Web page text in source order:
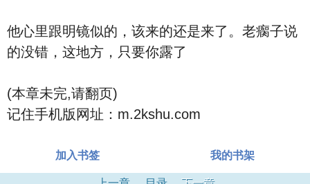
他心里跟明镜似的，该来的还是来了。老瘸子说
的没错，这地方，只要你露了
(本章未完,请翻页)
记住手机版网址：m.2kshu.com
加入书签 我的书架